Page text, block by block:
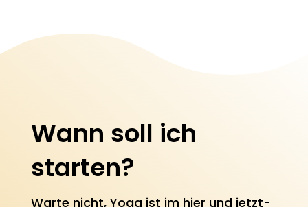
Wann soll ich
starten?
Warte nicht, Yoga ist im hier und jetzt-